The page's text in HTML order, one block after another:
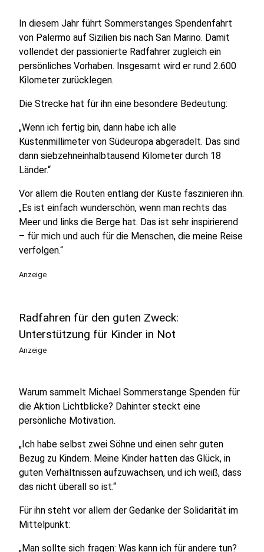
In diesem Jahr führt Sommerstanges Spendenfahrt
von Palermo auf Sizilien bis nach San Marino. Damit
vollendet der passionierte Radfahrer zugleich ein
persönliches Vorhaben. Insgesamt wird er rund 2.600
Kilometer zurücklegen.
Die Strecke hat für ihn eine besondere Bedeutung:
„Wenn ich fertig bin, dann habe ich alle
Küstenmillimeter von Südeuropa abgeradelt. Das sind
dann siebzehneinhalbtausend Kilometer durch 18
Länder.“
Vor allem die Routen entlang der Küste faszinieren ihn.
„Es ist einfach wunderschön, wenn man rechts das
Meer und links die Berge hat. Das ist sehr inspirierend
– für mich und auch für die Menschen, die meine Reise
verfolgen.“
Anzeige
Radfahren für den guten Zweck:
Unterstützung für Kinder in Not
Anzeige
Warum sammelt Michael Sommerstange Spenden für
die Aktion Lichtblicke? Dahinter steckt eine
persönliche Motivation.
„Ich habe selbst zwei Söhne und einen sehr guten
Bezug zu Kindern. Meine Kinder hatten das Glück, in
guten Verhältnissen aufzuwachsen, und ich weiß, dass
das nicht überall so ist.“
Für ihn steht vor allem der Gedanke der Solidarität im
Mittelpunkt:
„Man sollte sich fragen: Was kann ich für andere tun?